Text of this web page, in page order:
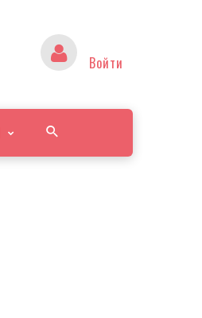
Войти